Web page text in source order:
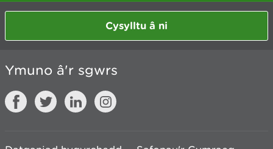
Cysylltu â ni
Ymuno â'r sgwrs